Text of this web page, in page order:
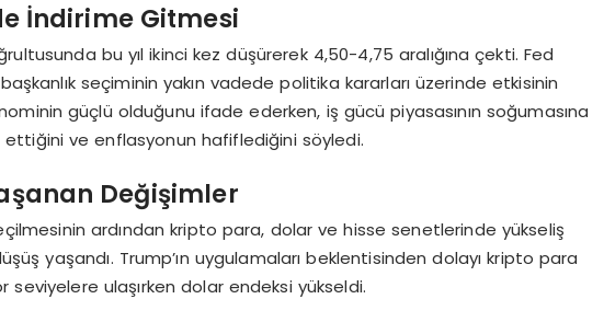
İndirime Gitmesi
bu yıl ikinci kez düşürerek 4,50-4,75 aralığına çekti. Fed
seçiminin yakın vadede politika kararları üzerinde etkisinin
güçlü olduğunu ifade ederken, iş gücü piyasasının soğumasına
ve enflasyonun hafiflediğini söyledi.
Değişimler
ardından kripto para, dolar ve hisse senetlerinde yükseliş
yaşandı. Trump’ın uygulamaları beklentisinden dolayı kripto para
seviyelere ulaşırken dolar endeksi yükseldi.